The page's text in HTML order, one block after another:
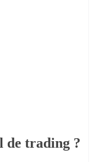
de trading ?